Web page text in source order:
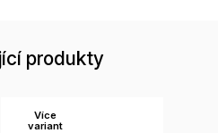
produkty
Více
variant